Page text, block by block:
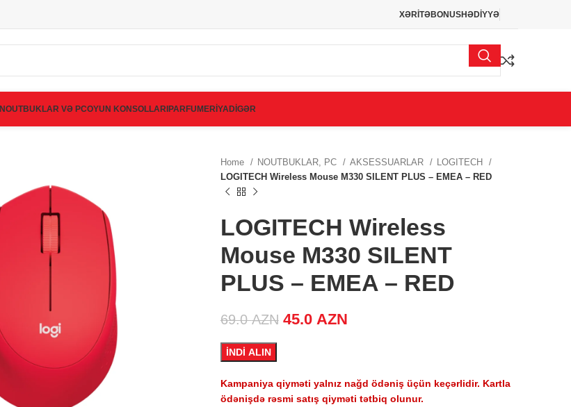
XƏRİTƏBONUSHƏDİYYƏ
NOUTBUKLAR VƏ PCOYUN KONSOLLARI PARFUMERİYADİGƏR
Home NOUTBUKLAR, PC AKSESSUARLAR
LOGITECH
LOGITECH Wireless Mouse M330 SILENT PLUS – EMEA – RED
LOGITECH Wireless
Mouse M330 SILENT
PLUS – EMEA – RED
69.0AZN Original price was: 69.0 AZN.
45.0 AZN
İNDİ ALIN
Kampaniya qiyməti yalnız nağd ödəniş üçün keçərlidir. Kartla
ödənişdə rəsmi satış qiyməti tətbiq olunur.